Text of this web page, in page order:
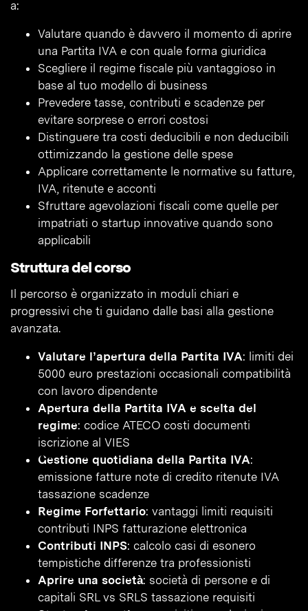
a:
Valutare quando è davvero il momento di aprire
una Partita IVA e con quale forma giuridica
Scegliere il regime fiscale più vantaggioso in
base al tuo modello di business
Prevedere tasse, contributi e scadenze per
evitare sorprese o errori costosi
Distinguere tra costi deducibili e non deducibili
ottimizzando la gestione delle spese
Applicare correttamente le normative su fatture,
IVA, ritenute e acconti
Sfruttare agevolazioni fiscali come quelle per
impatriati o startup innovative quando sono
applicabili
Struttura del corso
Il percorso è organizzato in moduli chiari e
progressivi che ti guidano dalle basi alla gestione
avanzata.
Valutare l’apertura della Partita IVA: limiti dei
5000 euro prestazioni occasionali compatibilità
con lavoro dipendente
Apertura della Partita IVA e scelta del
regime: codice ATECO costi documenti
iscrizione al VIES
Gestione quotidiana della Partita IVA:
emissione fatture note di credito ritenute IVA
tassazione scadenze
Regime Forfettario: vantaggi limiti requisiti
contributi INPS fatturazione elettronica
Contributi INPS: calcolo casi di esonero
tempistiche differenze tra professionisti
Aprire una società: società di persone e di
capitali SRL vs SRLS tassazione requisiti